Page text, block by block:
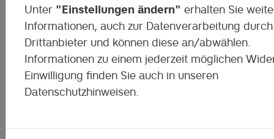
Unter "Einstellungen ändern" erhalten Sie
Informationen, auch zur Datenverarbeitung durch
Drittanbieter und können diese an/abwählen.
Informationen zu einem jederzeit möglichen
Einwilligung finden Sie auch in unseren
Datenschutzhinweisen.